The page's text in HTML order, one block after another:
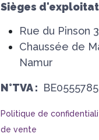
Sièges
Rue du Pinson
Chaussée de
Namur
N°TVA :
Politique de
de vente